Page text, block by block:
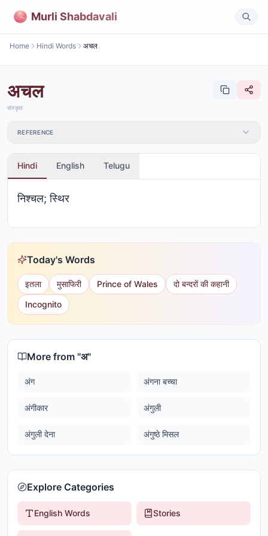
Murli Shabdavali
Home Hindi Words अचल
अचल
संस्कृत
REFERENCE
Hindi English Telugu
निश्चल; स्थिर
Today's Words
इतला मुसाफिरी Prince of Wales
दो बन्दरों की कहानी
Incognito
More from "अ"
अंग अंगना बच्चा
अंगीकार अंगुली
अंगुली देना अंगुष्ठे मिसल
Explore Categories
English Words Stories